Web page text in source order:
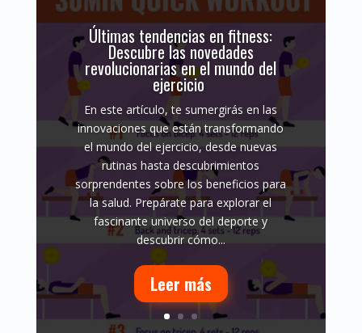
Últimas tendencias en fitness:
Descubre las novedades
revolucionarias en el mundo del
ejercicio
En este artículo, te sumergirás en las
innovaciones que están transformando
el mundo del ejercicio, desde nuevas
rutinas hasta descubrimientos
sorprendentes sobre los beneficios para
la salud. Prepárate para explorar el
fascinante universo del deporte y
descubrir cómo...
Leer más